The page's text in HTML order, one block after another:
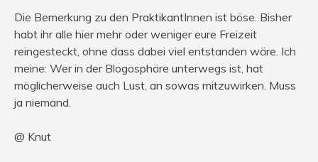
Die Bemerkung zu den PraktikantInnen ist böse. Bisher
habt ihr alle hier mehr oder weniger eure Freizeit
reingesteckt, ohne dass dabei viel entstanden wäre. Ich
meine: Wer in der Blogosphäre unterwegs ist, hat
möglicherweise auch Lust, an sowas mitzuwirken. Muss
ja niemand.
@ Knut